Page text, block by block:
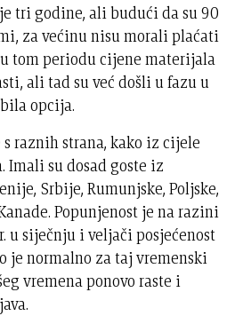
tri godine, ali budući da su 90
za većinu nisu morali plaćati
tom periodu cijene materijala
ali tad su već došli u fazu u
opcija.
raznih strana, kako iz cijele
Imali su dosad goste iz
Srbije, Rumunjske, Poljske,
Popunjenost je na razini
u siječnju i veljači posjećenost
je normalno za taj vremenski
vremena ponovo raste i